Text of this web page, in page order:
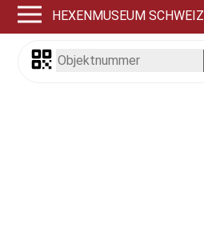
HEXENMUSEUM SCHWEIZ